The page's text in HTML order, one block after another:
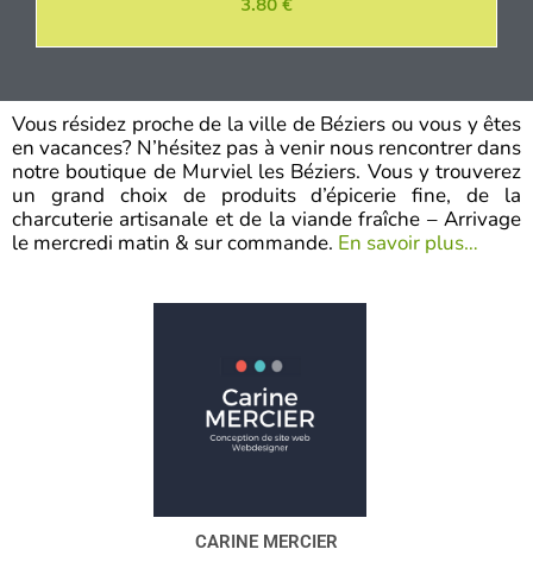
e
u
5
3.80 €
Vous résidez proche de la ville de Béziers ou vous y êtes
en vacances? N’hésitez pas à venir nous rencontrer dans
notre boutique de Murviel les Béziers. Vous y trouverez
un grand choix de produits d’épicerie fine, de la
charcuterie artisanale et de la viande fraîche – Arrivage
le mercredi matin & sur commande. En savoir plus…
CARINE MERCIER